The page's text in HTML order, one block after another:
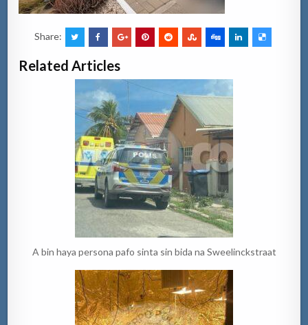
Share:
Related Articles
A bin haya persona pafo sinta sin bida na Sweelinckstraat